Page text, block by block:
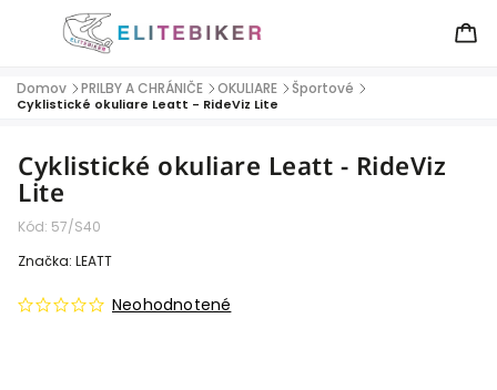
Domov / PRILBY A CHRÁNIČE / OKULIARE / Športové /
Cyklistické okuliare Leatt - RideViz Lite
Cyklistické okuliare Leatt - RideViz
Lite
Kód: 57/S40
Neohodnotené
Značka: LEATT